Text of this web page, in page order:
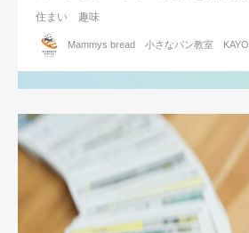
住まい 趣味
Mammys bread 小さなパン教室 KAYO